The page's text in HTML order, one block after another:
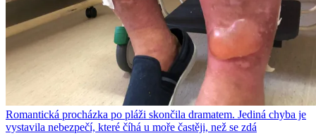
Romantická procházka po pláži skončila dramatem. Jediná chyba je
vystavila nebezpečí, které číhá u moře častěji, než se zdá